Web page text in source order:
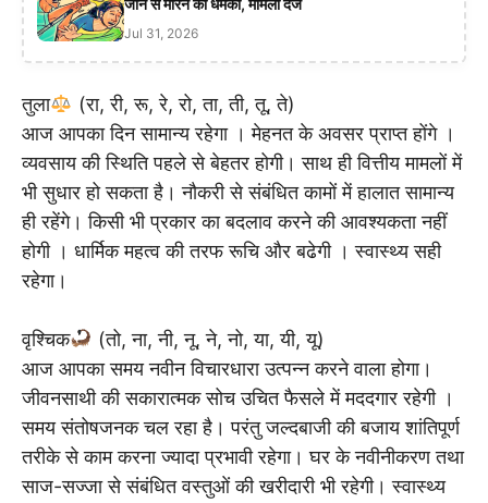
जान से मारने की धमकी, मामला दर्ज
Jul 31, 2026
तुला
(रा, री, रू, रे, रो, ता, ती, तू, ते)
आज आपका दिन सामान्य रहेगा । मेहनत के अवसर प्राप्त होंगे ।
व्यवसाय की स्थिति पहले से बेहतर होगी। साथ ही वित्तीय मामलों में
भी सुधार हो सकता है। नौकरी से संबंधित कामों में हालात सामान्य
ही रहेंगे। किसी भी प्रकार का बदलाव करने की आवश्यकता नहीं
होगी । धार्मिक महत्व की तरफ रूचि और बढेगी । स्वास्थ्य सही
रहेगा।
वृश्चिक
(तो, ना, नी, नू, ने, नो, या, यी, यू)
आज आपका समय नवीन विचारधारा उत्पन्न करने वाला होगा।
जीवनसाथी की सकारात्मक सोच उचित फैसले में मददगार रहेगी ।
समय संतोषजनक चल रहा है। परंतु जल्दबाजी की बजाय शांतिपूर्ण
तरीके से काम करना ज्यादा प्रभावी रहेगा। घर के नवीनीकरण तथा
साज-सज्जा से संबंधित वस्तुओं की खरीदारी भी रहेगी। स्वास्थ्य